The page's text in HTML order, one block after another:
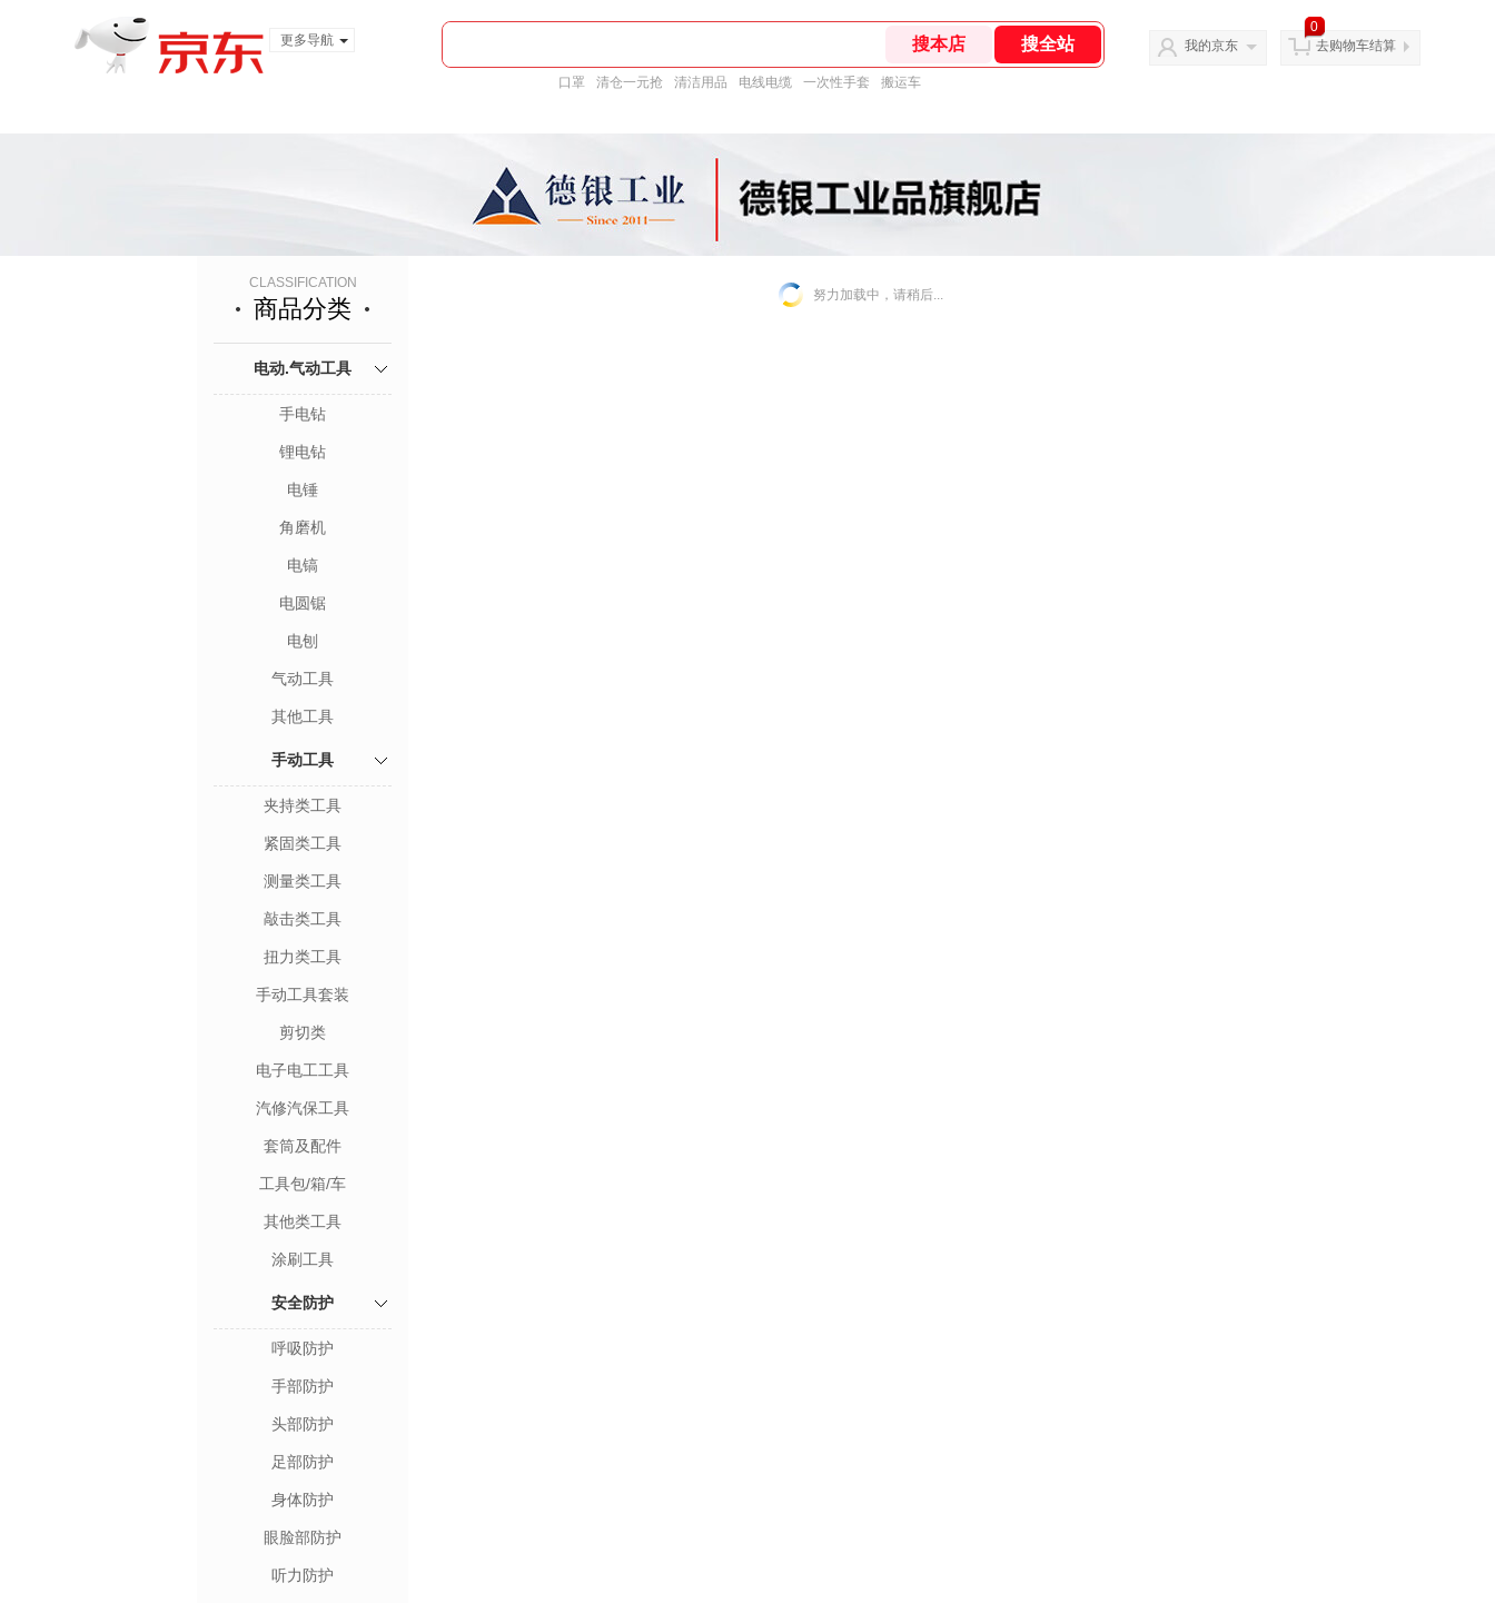
更多导航
口罩 清仓一元抢 清洁用品 电线电缆 一次性手套 搬运车
我的京东
0
去购物车结算
CLASSIFICATION
商品分类
电动.气动工具
手电钻
锂电钻
电锤
角磨机
电镐
电圆锯
电刨
气动工具
其他工具
手动工具
夹持类工具
紧固类工具
测量类工具
敲击类工具
扭力类工具
手动工具套装
剪切类
电子电工工具
汽修汽保工具
套筒及配件
工具包/箱/车
其他类工具
涂刷工具
安全防护
呼吸防护
手部防护
头部防护
足部防护
身体防护
眼脸部防护
听力防护
努力加载中，请稍后...